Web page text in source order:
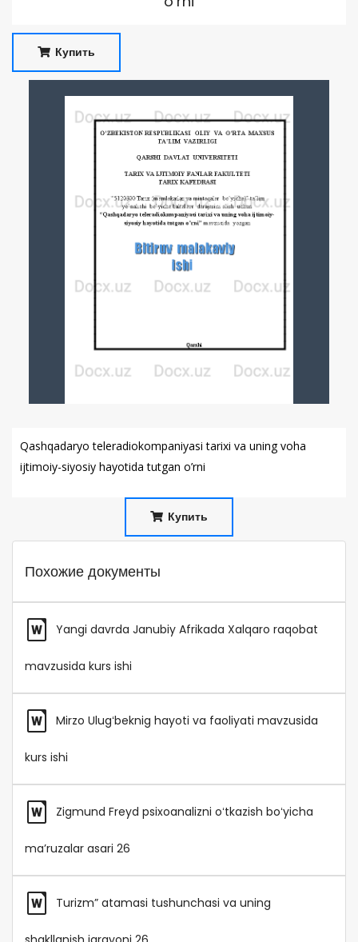
Купить
Qashqadaryo teleradiokompaniyasi tarixi va uning voha
ijtimoiy-siyosiy hayotida tutgan o’rni
Купить
Похожие документы
Yangi davrda Janubiy Afrikada Xalqaro raqobat
mavzusida kurs ishi
Mirzo Ulugʻbeknig hayoti va faoliyati mavzusida
kurs ishi
Zigmund Freyd psixoanalizni oʻtkazish boʻyicha
maʼruzalar asari 26
Turizm” atamasi tushunchasi va uning